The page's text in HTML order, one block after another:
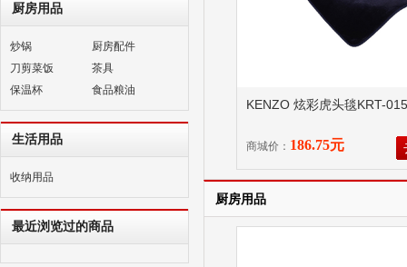
厨房用品
炒锅
厨房配件
刀剪菜饭
茶具
保温杯
食品粮油
生活用品
收纳用品
最近浏览过的商品
KENZO 炫彩虎头毯KRT-
商城价： 186.75元
厨房用品